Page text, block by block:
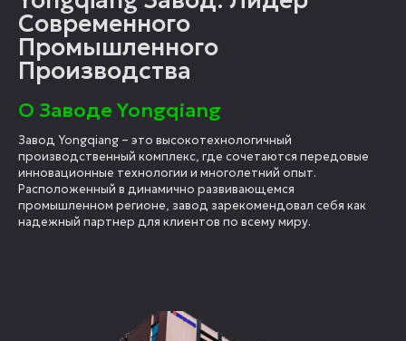
Современного
Промышленного
Производства
О Заводе Yongqiang
Завод Yongqiang – это высокотехнологичный
производственный комплекс, где сочетаются передовые
инновационные технологии и многолетний опыт.
Расположенный в динамично развивающемся
промышленном регионе, завод зарекомендовал себя как
надежный партнер для клиентов по всему миру.